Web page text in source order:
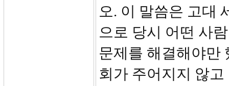
오. 이 말씀은 고대
으로 당시 어떤 사
문제를 해결해야만
회가 주어지지 않